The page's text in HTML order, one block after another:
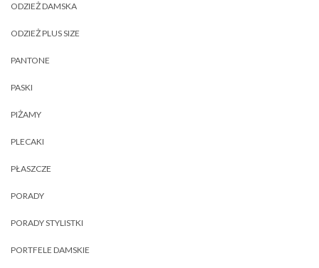
ODZIEŻ DAMSKA
ODZIEŻ PLUS SIZE
PANTONE
PASKI
PIŻAMY
PLECAKI
PŁASZCZE
PORADY
PORADY STYLISTKI
PORTFELE DAMSKIE